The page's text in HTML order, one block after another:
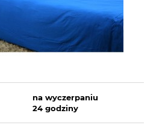
na wyczerpaniu
24 godziny